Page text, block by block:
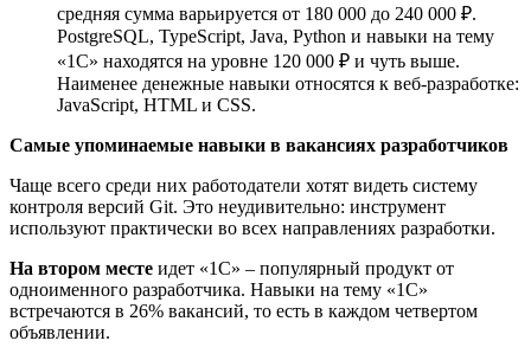
средняя сумма варьируется от 180 000 до 240 000 ₽.
PostgreSQL, TypeScript, Java, Python и навыки на тему
«1С» находятся на уровне 120 000 ₽ и чуть выше.
Наименее денежные навыки относятся к веб-разработке:
JavaScript, HTML и CSS.
Самые упоминаемые навыки в вакансиях разработчиков
Чаще всего среди них работодатели хотят видеть систему
контроля версий Git. Это неудивительно: инструмент
используют практически во всех направлениях разработки.
На втором месте идет «1С» – популярный продукт от
одноименного разработчика. Навыки на тему «1С»
встречаются в 26% вакансий, то есть в каждом четвертом
объявлении.